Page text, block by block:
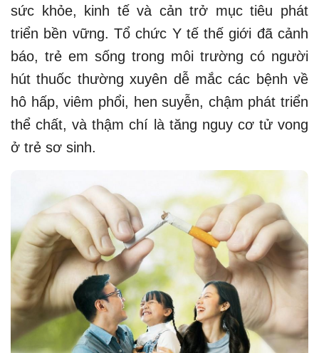
sức khỏe, kinh tế và cản trở mục tiêu phát
triển bền vững. Tổ chức Y tế thế giới đã cảnh
báo, trẻ em sống trong môi trường có người
hút thuốc thường xuyên dễ mắc các bệnh về
hô hấp, viêm phổi, hen suyễn, chậm phát triển
thể chất, và thậm chí là tăng nguy cơ tử vong
ở trẻ sơ sinh.